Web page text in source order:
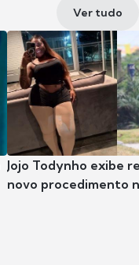
Ver tudo
Jojo Todynho exibe
novo procedimento